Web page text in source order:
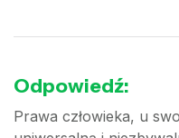
Odpowiedź:
Prawa człowieka, u